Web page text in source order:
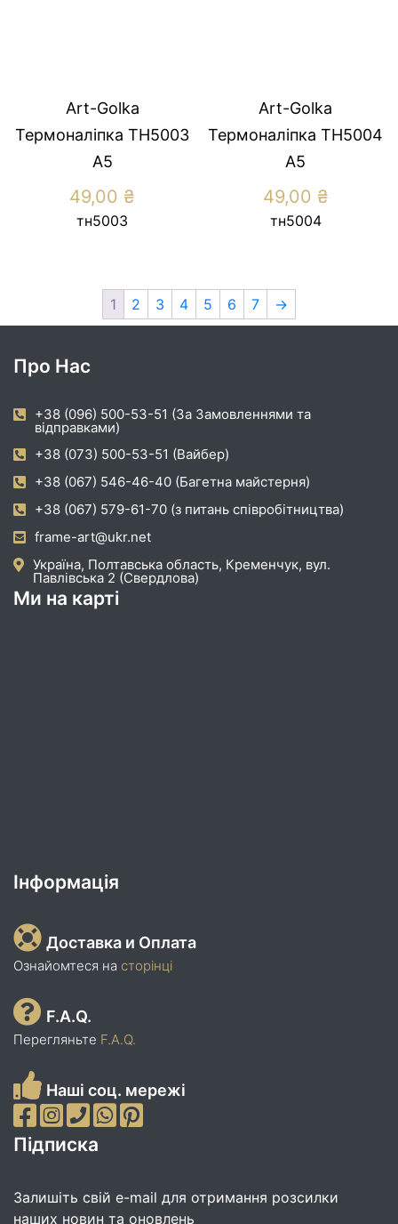
Art-Golka
Термоналіпка ТН5003
А5
49,00 ₴
тн5003
Art-Golka
Термоналіпка ТН5004
А5
49,00 ₴
тн5004
1 2 3 4 5 6 7 →
Про Нас
+38 (096) 500-53-51 (За Замовленнями та
відправками)
+38 (073) 500-53-51 (Вайбер)
+38 (067) 546-46-40 (Багетна майстерня)
+38 (067) 579-61-70 (з питань співробітництва)
frame-art@ukr.net
Україна, Полтавська область, Кременчук, вул.
Павлівська 2 (Свердлова)
Ми на карті
Інформація
Доставка и Оплата
Ознайомтеся на сторінці
F.A.Q.
Перегляньте F.A.Q.
Наші соц. мережі
Підписка
Залишіть свій e-mail для отримання розсилки
наших новин та оновлень